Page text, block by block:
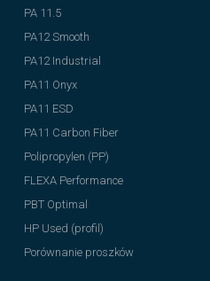
PA 11.5
PA12 Smooth
PA12 Industrial
PA11 Onyx
PA11 ESD
PA11 Carbon Fiber
Polipropylen (PP)
FLEXA Performance
PBT Optimal
HP Used (profil)
Porównanie proszków